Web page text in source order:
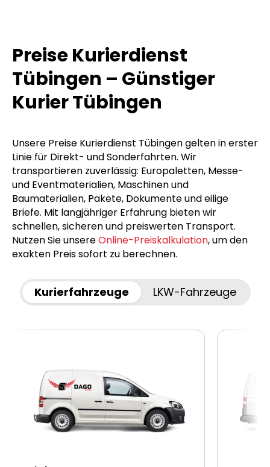
Preise Kurierdienst
Tübingen – Günstiger
Kurier Tübingen
Unsere Preise Kurierdienst Tübingen gelten in erster
Linie für Direkt- und Sonderfahrten. Wir
transportieren zuverlässig: Europaletten, Messe-
und Eventmaterialien, Maschinen und
Baumaterialien, Pakete, Dokumente und eilige
Briefe. Mit langjähriger Erfahrung bieten wir
schnellen, sicheren und preiswerten Transport.
Nutzen Sie unsereOnline-Preiskalkulation, um den
exakten Preis sofort zu berechnen.
Kurierfahrzeuge LKW-Fahrzeuge